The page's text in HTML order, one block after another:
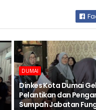
DUMAI
Dinkes Kota Dumai
Pelantikan dan
Sumpah Jabatan